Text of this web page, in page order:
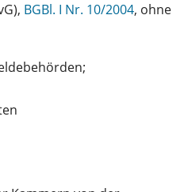
BGBl. I Nr. 10/2004, ohne